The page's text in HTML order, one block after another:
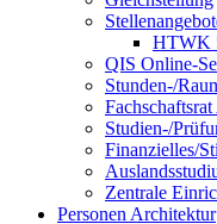
HTWK
QIS Online-
Stunden-/
Fachschaftsrat
Studien-/
Finanzielles/
Zentrale
Personen Architektur